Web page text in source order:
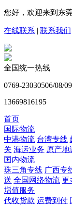
您好，欢迎来到东
在线联系 | 联系我们
全国统一热线
0769-23030506/08/09
13669816195
首页
国际物流
中港物流 台湾专线
关 海运业务 原产地
国内物流
珠三角专线 广西专
送 全国网络物流 更
增值服务
代收货款 运费到付